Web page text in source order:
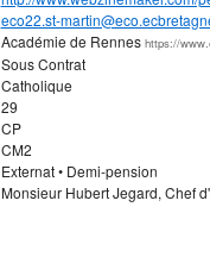
eco22.st-
Académie de Rennes https://
Sous Contrat
Catholique
29
CP
CM2
Externat • Demi-pension
Monsieur Hubert Jegard, Chef